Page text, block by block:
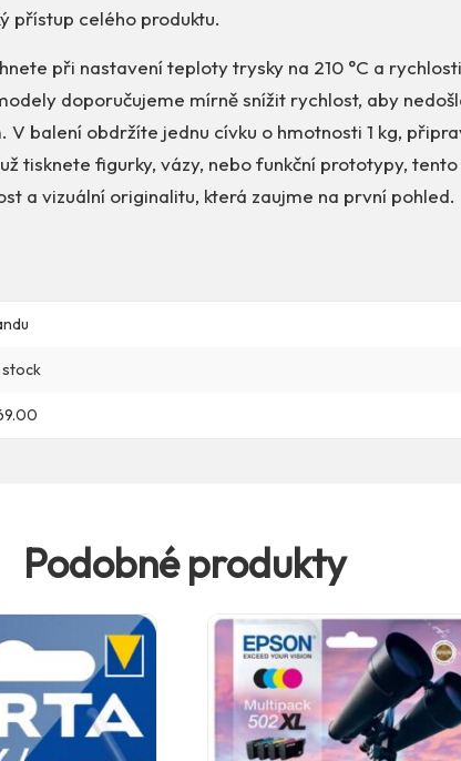
přístup celého produktu.
při nastavení teploty trysky na 210 °C a
doporučujeme mírně snížit rychlost, aby
balení obdržíte jednu cívku o hmotnosti 1 kg,
tisknete figurky, vázy, nebo funkční prototypy,
a vizuální originalitu, která zaujme na první pohled.
stock
Podobné produkty